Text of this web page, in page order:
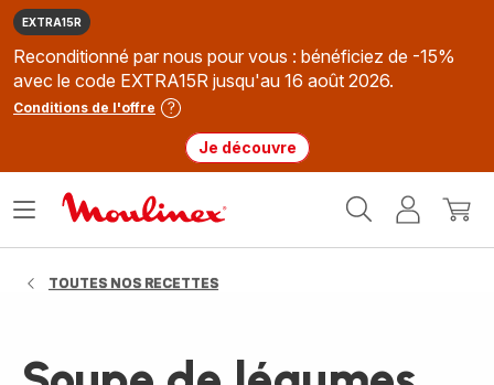
EXTRA15R
Reconditionné par nous pour vous : bénéficiez de -15%
avec le code EXTRA15R jusqu'au 16 août 2026.
Conditions de l'offre
Je découvre
MonMon
Ouvrir
TOUTES NOS RECETTES